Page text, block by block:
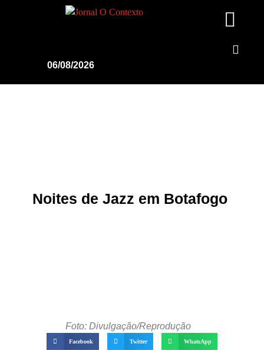
06/08/2026
Noites de Jazz em Botafogo
Foto: Divulgação/Reprodução
Facebook Twitter WhatsApp